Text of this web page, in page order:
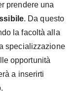
prendere una
. Da questo
la facoltà alla
specializzazione
opportunità
a inserirti